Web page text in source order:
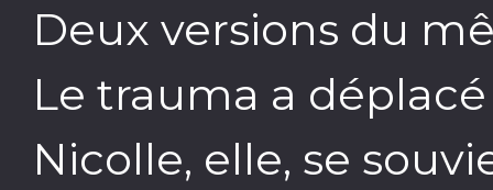
Deux versions du
Le trauma a
Nicolle, elle, se